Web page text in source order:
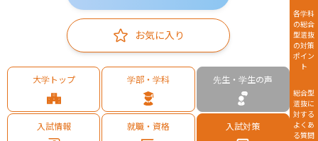
お気に入り
大学トップ 学部・学科 先生・学生の声
入試情報 就職・資格 入試対策
各学科
の総合
型選抜
の対策
ポイン
ト
総合型
選抜に
対する
よくあ
る質問